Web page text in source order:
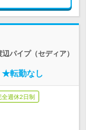
パイプ（セディア）
★転勤なし
全週休2日制